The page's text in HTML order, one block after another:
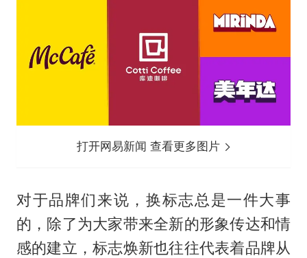
打开网易新闻 查看更多图片
对于品牌们来说，换标志总是一件大事
的，除了为大家带来全新的形象传达和情
感的建立，标志焕新也往往代表着品牌从